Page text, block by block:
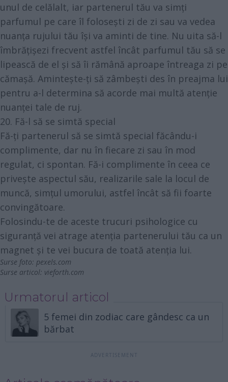
unul de celălalt, iar partenerul tău va simți
parfumul pe care îl folosești zi de zi sau va vedea
nuanța rujului tău își va aminti de tine. Nu uita să-l
îmbrățișezi frecvent astfel încât parfumul tău să se
lipească de el și să îi rămână aproape întreaga zi pe
cămașă. Amintește-ți să zâmbești des în preajma lui
pentru a-l determina să acorde mai multă atenție
nuanței tale de ruj.
20. Fă-l să se simtă special
Fă-ți partenerul să se simtă special făcându-i
complimente, dar nu în fiecare zi sau în mod
regulat, ci spontan. Fă-i complimente în ceea ce
privește aspectul său, realizarile sale la locul de
muncă, simțul umorului, astfel încât să fii foarte
convingătoare.
Folosindu-te de aceste trucuri psihologice cu
siguranță vei atrage atenția partenerului tău ca un
magnet și te vei bucura de toată atenția lui.
Surse foto: pexels.com
Surse articol: vieforth.com
Urmatorul articol
5 femei din zodiac care gândesc ca un
bărbat